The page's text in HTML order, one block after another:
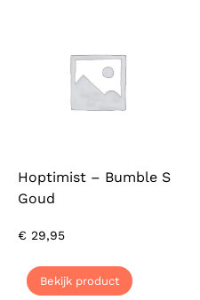
Hoptimist – Bumble S
Goud
€ 29,95
Bekijk product